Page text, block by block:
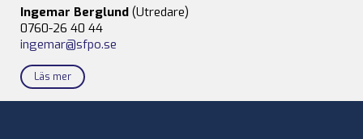
Ingemar Berglund (Utredare)
0760-26 40 44
ingemar@sfpo.se
Läs mer